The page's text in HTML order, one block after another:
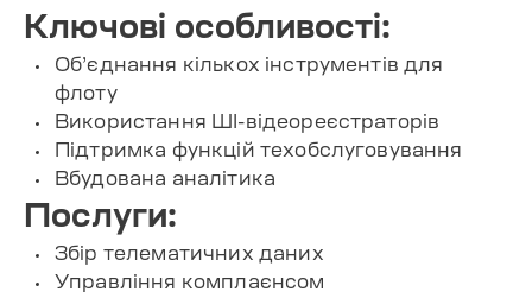
Ключові особливості:
Об’єднання кількох інструментів для
флоту
Використання ШІ-відеореєстраторів
Підтримка функцій техобслуговування
Вбудована аналітика
Послуги:
Збір телематичних даних
Управління комплаєнсом